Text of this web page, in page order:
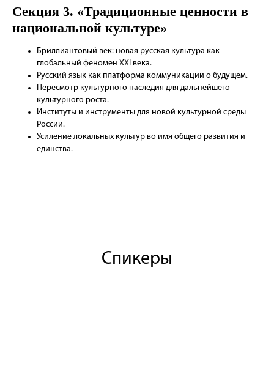
Секция 3. «Традиционные ценности в
национальной культуре»
Бриллиантовый век: новая русская культура как
глобальный феномен XXI века.
Русский язык как платформа коммуникации о будущем.
Пересмотр культурного наследия для дальнейшего
культурного роста.
Институты и инструменты для новой культурной среды
России.
Усиление локальных культур во имя общего развития и
единства.
Спикеры